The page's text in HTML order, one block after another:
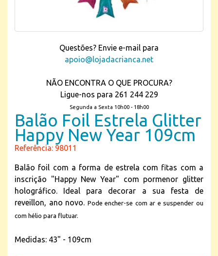
Questões? Envie e-mail para
apoio@lojadacrianca.net
NÃO ENCONTRA O QUE PROCURA?
Ligue-nos para 261 244 229
Segunda a Sexta 10h00 - 18h00
Balão Foil Estrela Glitter
Happy New Year 109cm
Referência: 98011
Balão foil com a forma de estrela com fitas com a
inscrição "Happy New Year" com pormenor glitter
holográfico. Ideal para decorar a sua festa de
reveillon, ano novo. Pode encher-se com ar e suspender ou
com hélio para flutuar.
Medidas: 43" - 109cm